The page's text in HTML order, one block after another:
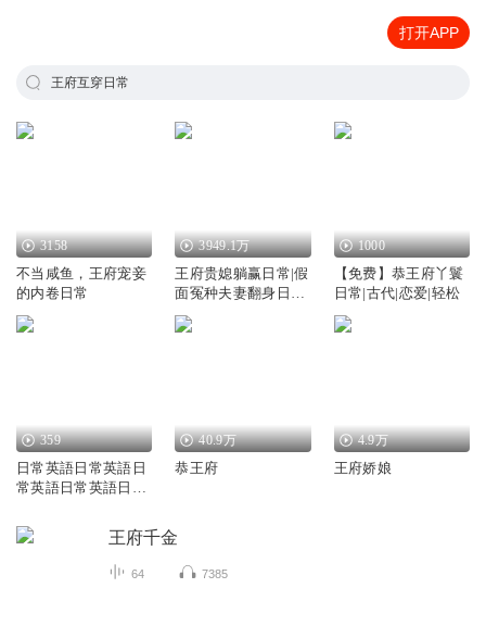
打开APP
王府互穿日常
3158
不当咸鱼，王府宠妾
的内卷日常
3949.1万
王府贵媳躺赢日常|假
面冤种夫妻翻身日常|
尘萱&追马
1000
【免费】恭王府丫鬟
日常|古代|恋爱|轻松
359
日常英語日常英語日
常英語日常英語日常
40.9万
恭王府
4.9万
王府娇娘
王府千金
64 7385